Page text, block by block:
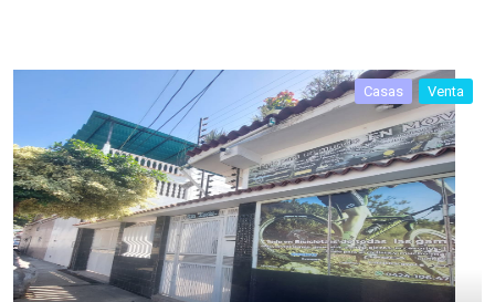
Casas Venta